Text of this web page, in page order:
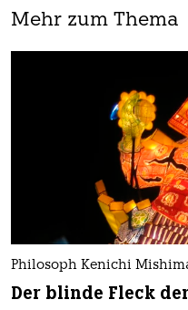
Mehr zum Thema
Philosoph Kenichi
Der blinde Fleck